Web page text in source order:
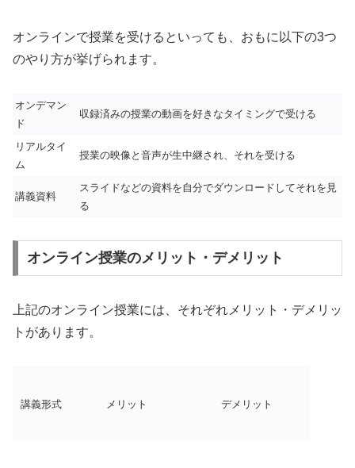
オンラインで授業を受けるといっても、おもに以下の3つ
のやり方が挙げられます。
オンデマン
ド
収録済みの授業の動画を好きなタイミングで受ける
リアルタイ
ム
授業の映像と音声が生中継され、それを受ける
講義資料
スライドなどの資料を自分でダウンロードしてそれを見
る
オンライン授業のメリット・デメリット
上記のオンライン授業には、それぞれメリット・デメリッ
トがあります。
講義形式 メリット デメリット